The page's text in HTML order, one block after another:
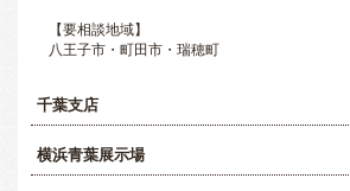
【要相談地域】
八王子市・町田市・瑞穂町
千葉支店
横浜青葉展示場